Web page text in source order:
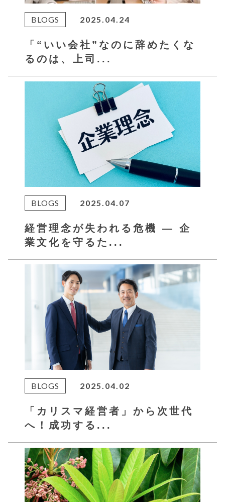
BLOGS 2025.04.24
「“いい会社”なのに辞めたくな
るのは、上司...
BLOGS 2025.04.07
経営理念が失われる危機 — 企
業文化を守るた...
BLOGS 2025.04.02
「カリスマ経営者」から次世代
へ！成功する...